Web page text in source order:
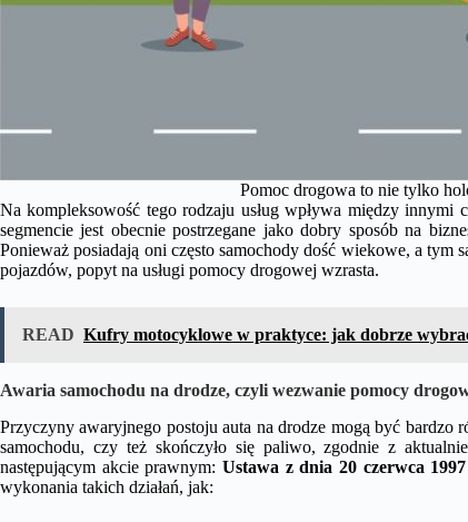
Pomoc drogowa to nie tylko
Na kompleksowość tego rodzaju usług wpływa między
segmencie jest obecnie postrzegane jako dobry sposób na
Ponieważ posiadają oni często samochody dość wiekowe, a tym
pojazdów, popyt na usługi pomocy drogowej wzrasta.
READ Kufry motocyklowe w praktyce: jak dobrze
Awaria samochodu na drodze, czyli wezwanie pomocy
Przyczyny awaryjnego postoju auta na drodze mogą być bardzo
samochodu, czy też skończyło się paliwo, zgodnie z
następującym akcie prawnym:Ustawa z dnia 20 czerwca
wykonania takich działań, jak: